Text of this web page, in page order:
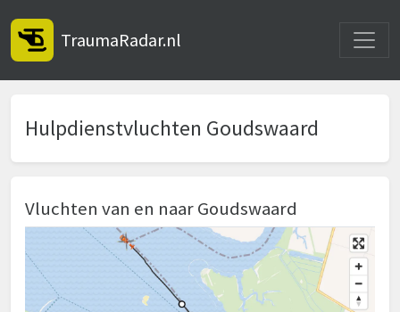
TraumaRadar.nl
Hulpdienstvluchten Goudswaard
Vluchten van en naar Goudswaard